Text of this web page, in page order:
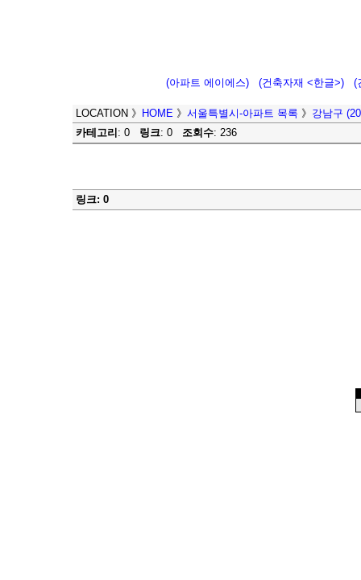
(아파트 에이에스) (건축자재 <한글>) (
LOCATION 》 HOME 》 서울특별시-아파트 목록 》 강남구
카테고리 : 0 링크: 0 조회수: 236
링크: 0